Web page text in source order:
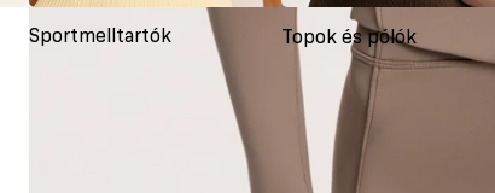
Sportmelltartók Topok és pólók